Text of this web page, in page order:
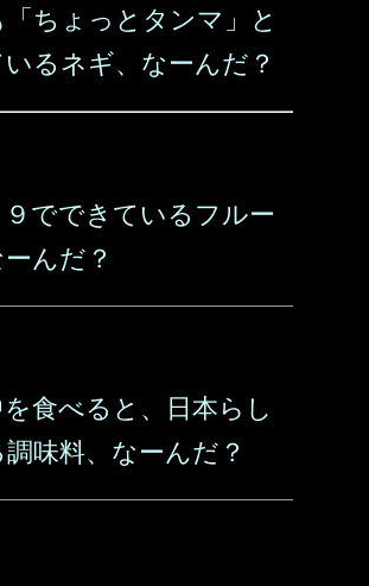
ちょっとタンマ」と
るネギ、なーんだ？
９でできているフルー
んだ？
食べると、日本らし
調味料、なーんだ？